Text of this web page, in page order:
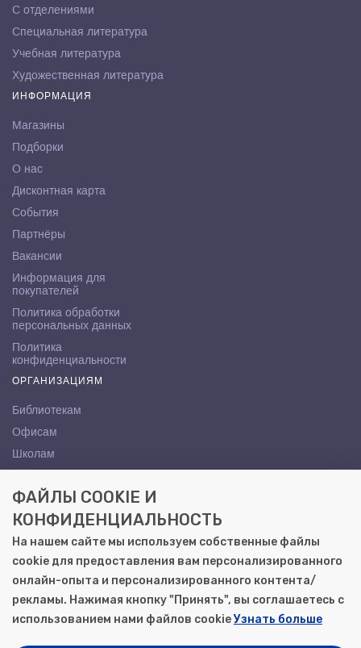
С отделениями
Специальная литература
Учебная литература
Художественная литература
ИНФОРМАЦИЯ
Магазины
Подборки
О нас
Дисконтная карта
События
Партнёры
Вакансии
Информация для
покупателей
Политика обработки
персональных данных
Политика
конфиденциальности
ОРГАНИЗАЦИЯМ
Библиотекам
Офисам
Школам
КОНТАКТЫ
Саратов, ул. Осипова, 10А
+7 (8452) 72-65-65
gemera@moya-kniga.ru
ФАЙЛЫ COOKIE И
КОНФИДЕНЦИАЛЬНОСТЬ
На нашем сайте мы используем собственные файлы
cookie для предоставления вам персонализированного
онлайн-опыта и персонализированного контента/
рекламы. Нажимая кнопку "Принять", вы соглашаетесь с
использованием нами файлов cookieУзнать больше